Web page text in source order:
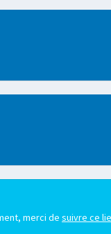
merci de suivre ce